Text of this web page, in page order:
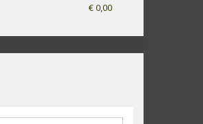
€ 0,00